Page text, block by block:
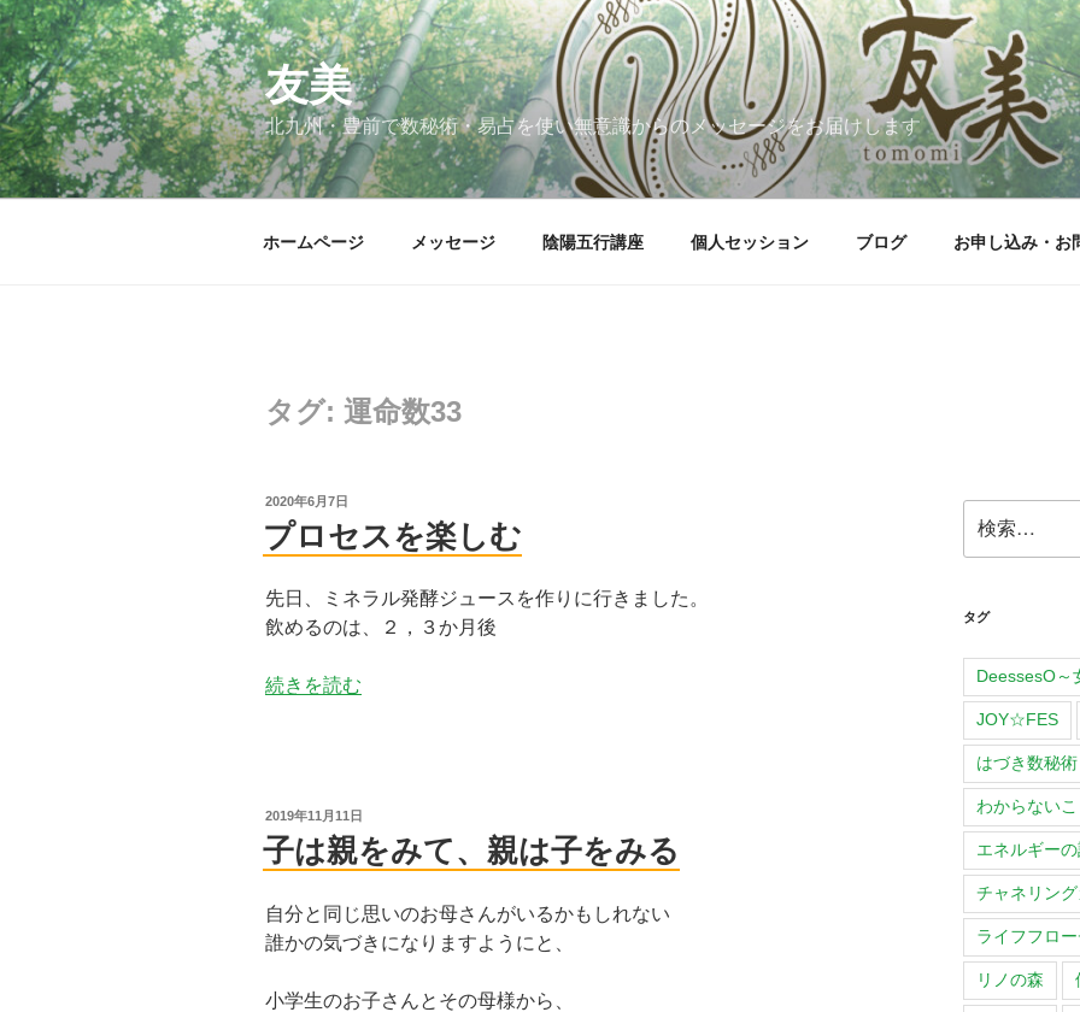
コ
ン
テ
ン
ツ
へ
ス
友美
北九州・豊前で数秘術・易占を使い無意識からのメッセージをお届けします
ホームページ メッセージ 陰陽五行講座 個人セッション ブログ お申し込み・お
タグ: 運命数33
投
日:
2020年6月7日
プロセスを楽しむ
先日、ミネラル発酵ジュースを作りに行きました。
飲めるのは、２，３か月後
“プ
し
の
続きを読む
投
稿
日:
2019年11月11日
子は親をみて、親は子をみる
自分と同じ思いのお母さんがいるかもしれない
誰かの気づきになりますようにと、
小学生のお子さんとその母様から、
索:
タグ
DeessesO～
JOY☆FES
はづき数秘術
わからない
エネルギー
チャネリン
ライフフロ
リノの森